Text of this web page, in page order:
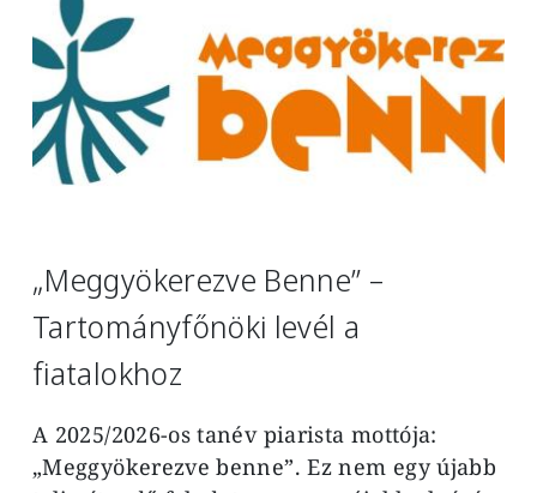
„Meggyökerezve Benne” –
Tartományfőnöki levél a
fiatalokhoz
A 2025/2026-os tanév piarista mottója:
„Meggyökerezve benne”. Ez nem egy újabb